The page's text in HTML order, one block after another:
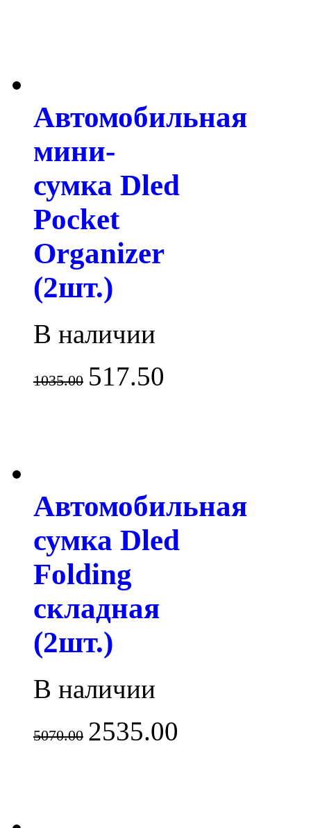
Автомобильная
мини-
сумка Dled
Pocket
Organizer
(2шт.)
В наличии
1035.00 517.50
Автомобильная
сумка Dled
Folding
складная
(2шт.)
В наличии
5070.00 2535.00